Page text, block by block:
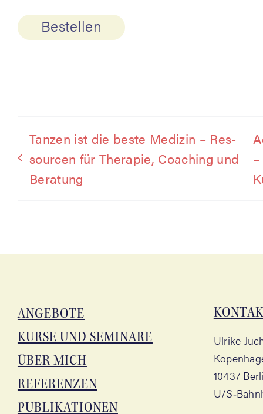
Bestellen
Tan­zen ist die bes­te Medi­zin – Res­
sour­cen für The­ra­pie, Coa­ching und
Beratung
ANGE­BO­TE
KUR­SE UND SEMINARE
ÜBER MICH
REFE­REN­ZEN
PUBLI­KA­TIO­NEN
Ulri­ke
10437
U/